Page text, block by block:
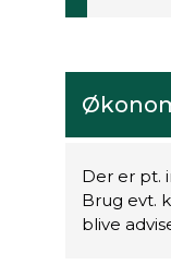
Der er pt.
Brug evt.
blive